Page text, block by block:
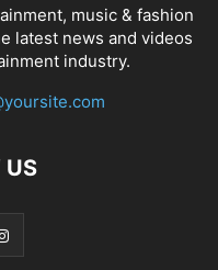
music & fashion
latest news and videos
industry.
US